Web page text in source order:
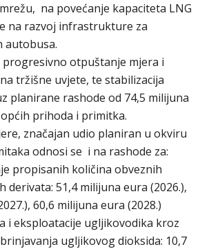
na povećanje kapaciteta LNG
na razvoj infrastrukture za
autobusa.
progresivno otpuštanje mjera i
tržišne uvjete, te stabilizacija
planirane rashode od 74,5 milijuna
prihoda i primitka.
značajan udio planiran u okviru
odnosi se i na rashode za:
propisanih količina obveznih
derivata: 51,4 milijuna eura (2026.),
60,6 milijuna eura (2028.)
i eksploatacije ugljikovodika kroz
ugljikovog dioksida: 10,7